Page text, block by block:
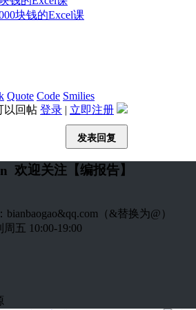
块钱的Excel课
Quote Code Smilies
以回帖 登录 | 立即注册
发表回复
欢迎关注【编报告】
（&替换为@）
五 10:00-19:00